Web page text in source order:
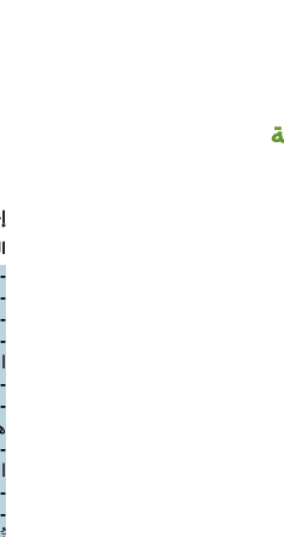
-
-
-
-
-
-
-
-
-